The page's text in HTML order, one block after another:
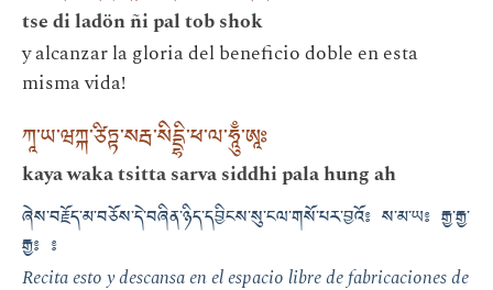
tse di ladön ñi pal tob shok
y alcanzar la gloria del beneficio doble en esta
misma vida!
ཀཱ་ཡ་ཝཀྐ་ཙིཏྟ་སརྦ་སིདྡྷི་ཕ་ལ་ཧཱུྃ་ཨཱཿ
kaya waka tsitta sarva siddhi pala hung ah
ཞེས་བརྗོད་མ་བཅོས་དེ་བཞིན་ཉིད་དབྱིངས་སུ་ངལ་གསོ་པར་བྱའོ༔ ས་མ་ཡ༔ རྒྱ་རྒྱ་
རྒྱ༔ ༔
Recita esto y descansa en el espacio libre de fabricaciones de